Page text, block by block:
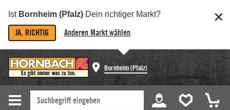
Ist Bornheim (Pfalz) Dein richtiger Markt?
JA, RICHTIG Anderen Markt wählen
Bornheim (Pfalz)